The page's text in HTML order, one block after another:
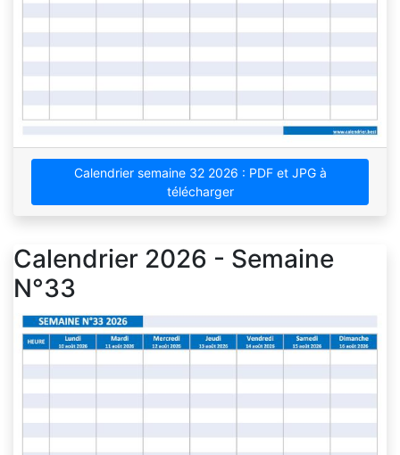
Calendrier semaine 32 2026 : PDF et JPG à
télécharger
Calendrier 2026 - Semaine
N°33